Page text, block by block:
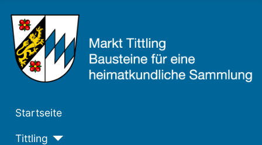
Startseite
Tittling